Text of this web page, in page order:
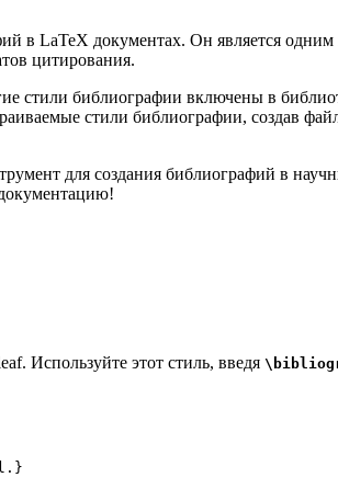
в LaTeX документах. Он является
цитирования.
стили библиографии включены в
стили библиографии, создав
для создания библиографий в
Используйте этот стиль, введя